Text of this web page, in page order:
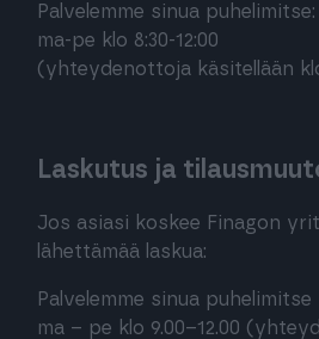
Palvelemme sinua puhelimitse:
ma-pe klo 8:30-12:00
(yhteydenottoja käsitellään
Laskutus ja
Jos asiasi koskee Finagon
lähettämää laskua:
Palvelemme sinua puhelimitse
ma – pe klo 9.00–12.00